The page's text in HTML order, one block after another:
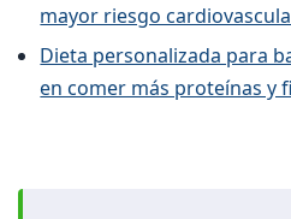
mayor riesgo
Dieta personalizada para
en comer más proteínas y